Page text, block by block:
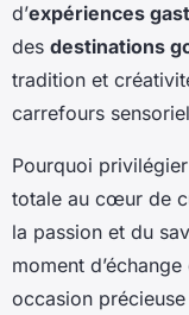
d’expériences
des destinations
tradition et
carrefours
Pourquoi
totale au cœur de
la passion et du
moment
occasion